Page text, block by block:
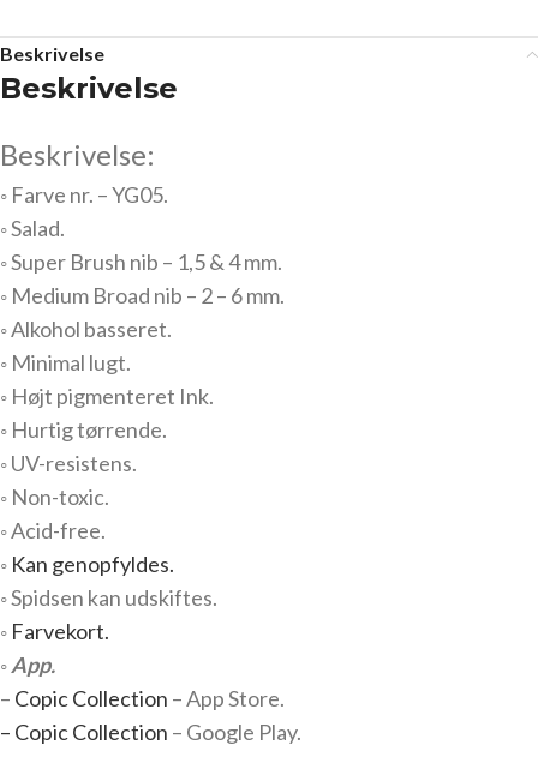
Beskrivelse
Beskrivelse
Beskrivelse:
◦ Farve nr. – YG05.
◦ Salad.
◦ Super Brush nib – 1,5 & 4 mm.
◦ Medium Broad nib – 2 – 6 mm.
◦ Alkohol basseret.
◦ Minimal lugt.
◦ Højt pigmenteret Ink.
◦ Hurtig tørrende.
◦ UV-resistens.
◦ Non-toxic.
◦ Acid-free.
◦ Kan genopfyldes.
◦ Spidsen kan udskiftes.
◦ Farvekort.
◦App.
– Copic Collection – App Store.
– Copic Collection – Google Play.